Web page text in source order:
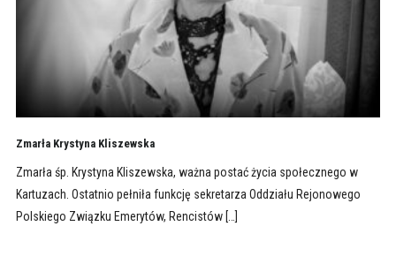
Zmarła Krystyna Kliszewska
Zmarła śp. Krystyna Kliszewska, ważna postać życia społecznego w
Kartuzach. Ostatnio pełniła funkcję sekretarza Oddziału Rejonowego
Polskiego Związku Emerytów, Rencistów […]